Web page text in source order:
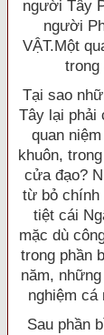
người Tây
người
VẬT.Một
trong
Tại sao
Tây lại phải
quan
khuôn,
cửa đạo?
từ bỏ chính
tiệt cái
mặc dù
trong phần
năm,
nghiệm cá
Sau phần